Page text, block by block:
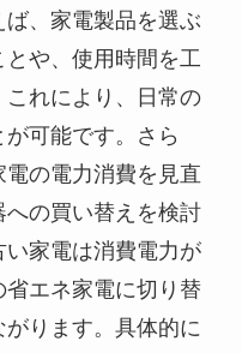
、家電製品を選ぶ
や、使用時間を工
れにより、日常の
可能です。さら
の電力消費を見直
の買い替えを検討
家電は消費電力が
エネ家電に切り替
ります。具体的に